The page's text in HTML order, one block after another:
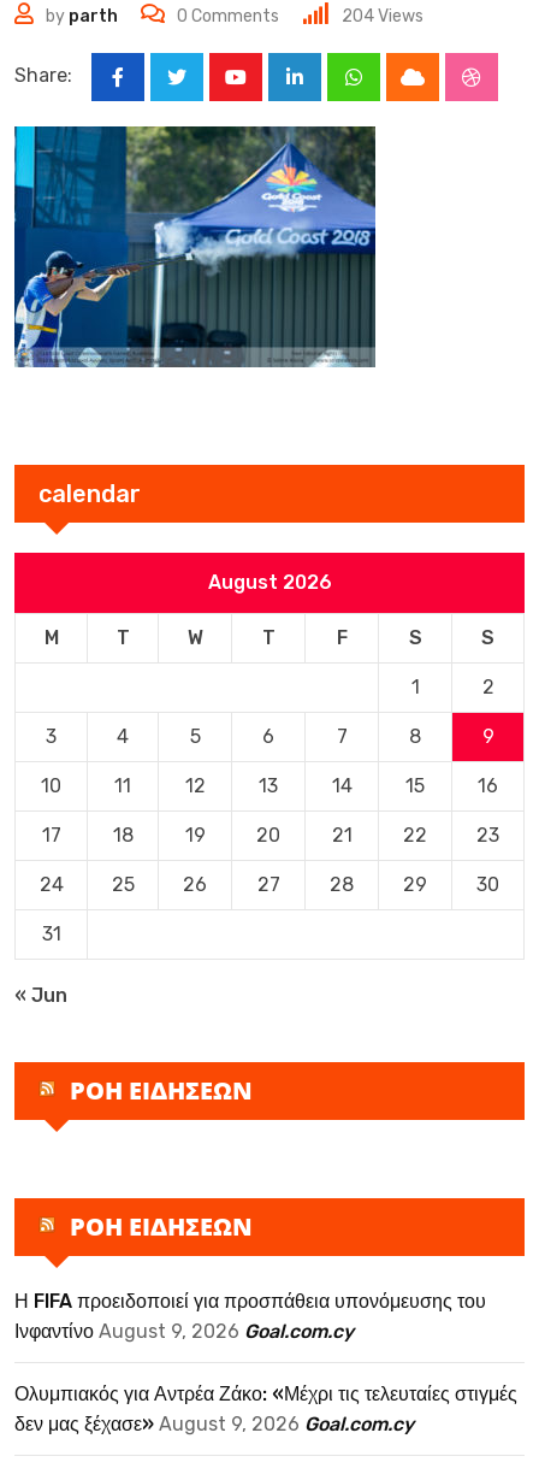
by parth 0 Comments 204Views
Share:
LinkedInWhatsappCloud
calendar
August 2026
M T W T F S S
1 2
3 4 5 6 7 8 9
10 11 12 13 14 15 16
17 18 19 20 21 22 23
24 25 26 27 28 29 30
31
« Jun
ΡΟΗ ΕΙΔΗΣΕΩΝ
ΡΟΗ ΕΙΔΗΣΕΩΝ
Η FIFA προειδοποιεί για προσπάθεια υπονόμευσης του
Ινφαντίνο August 9, 2026 Goal.com.cy
Ολυμπιακός για Αντρέα Ζάκο: «Μέχρι τις τελευταίες στιγμές
δεν μας ξέχασε» August 9, 2026 Goal.com.cy